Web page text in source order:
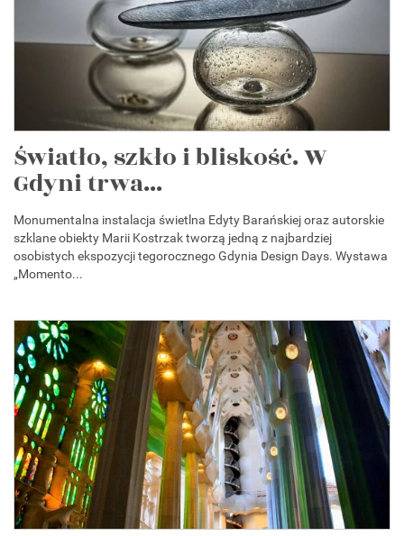
Światło, szkło i bliskość. W
Gdyni trwa...
Monumentalna instalacja świetlna Edyty Barańskiej oraz autorskie
szklane obiekty Marii Kostrzak tworzą jedną z najbardziej
osobistych ekspozycji tegorocznego Gdynia Design Days. Wystawa
„Momento...